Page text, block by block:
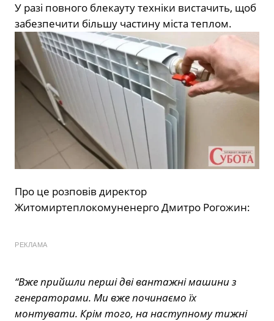
У разі повного блекауту техніки вистачить, щоб
забезпечити більшу частину міста теплом.
Про це розповів директор
Житомиртеплокомуненерго Дмитро Рогожин:
РЕКЛАМА
“Вже прийшли перші дві вантажні машини з
генераторами. Ми вже починаємо їх
монтувати. Крім того, на наступному тижні